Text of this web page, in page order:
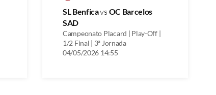
SL Benficavs OC Barcelos
SAD
Campeonato Placard | Play-Off |
1/2 Final | 3ª Jornada
04/05/2026 14:55